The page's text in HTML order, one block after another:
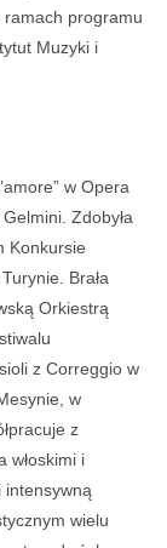
programu
Muzyki i
w Opera
Zdobyła
Konkursie
Brała
Orkiestrą
z Correggio w
w
z
włoskimi i
wielu